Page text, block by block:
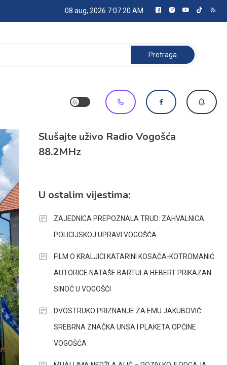
08 aug, 2026 7:07:22 AM
Pretraga:
Slušajte uživo Radio Vogošća
88.2MHz
U ostalim vijestima:
ZAJEDNICA PREPOZNALA TRUD: ZAHVALNICA
POLICIJSKOJ UPRAVI VOGOŠĆA
FILM O KRALJICI KATARINI KOSAČA-KOTROMANIĆ
AUTORICE NATAŠE BARTULA HEBERT PRIKAZAN
SINOĆ U VOGOŠĆI
DVOSTRUKO PRIZNANJE ZA EMU JAKUBOVIĆ:
SREBRNA ZNAČKA UNSA I PLAKETA OPĆINE
VOGOŠĆA